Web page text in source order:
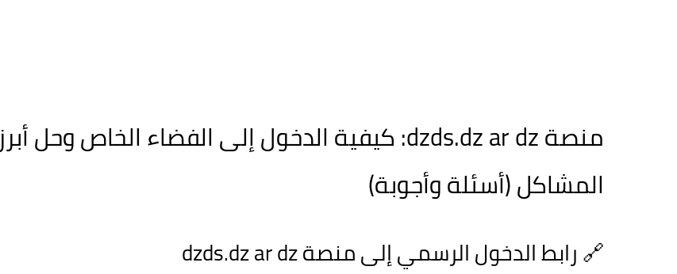
منصة dzds.dz ar dz: كيفية الدخول إلى الفضاء الخاص وحل أبرز
المشاكل (أسئلة وأجوبة)
🔗 رابط الدخول الرسمي إلى منصة dzds.dz ar dz